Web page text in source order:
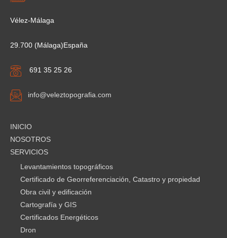
Vélez-Málaga
29.700 (Málaga)España
691 35 25 26
info@veleztopografia.com
INICIO
NOSOTROS
SERVICIOS
Levantamientos topográficos
Certificado de Georreferenciación, Catastro y propiedad
Obra civil y edificación
Cartografía y GIS
Certificados Energéticos
Dron